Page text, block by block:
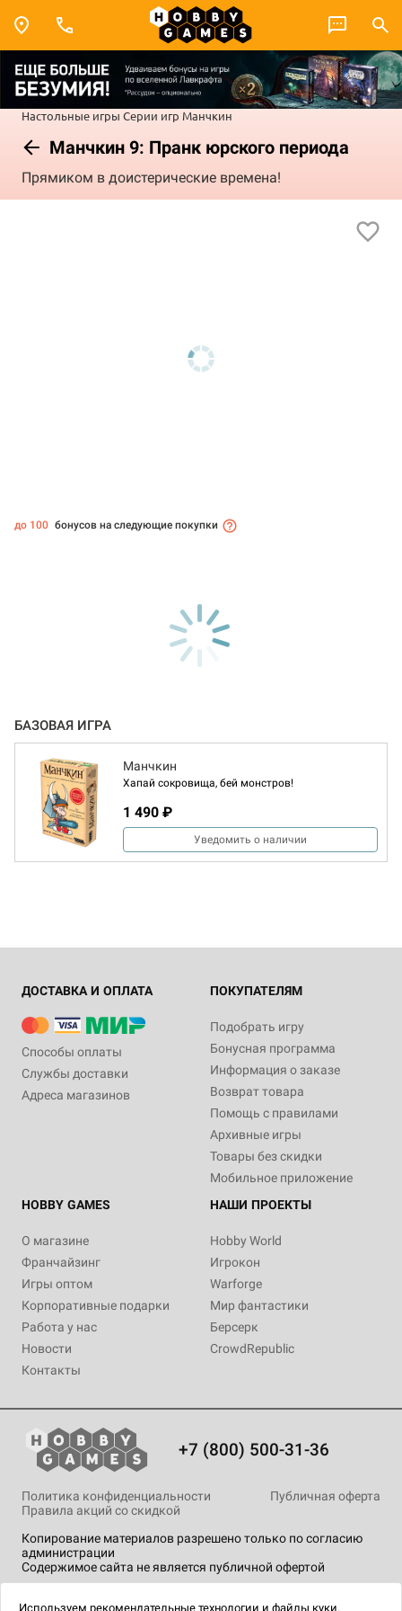
Настольные игры Серии игр Манчкин
Манчкин 9: Пранк юрского периода
Прямиком в доистерические времена!
до 100 бонусов на следующие покупки
БАЗОВАЯ ИГРА
Манчкин
Хапай сокровища, бей монстров!
1 490 ₽
Уведомить о наличии
ДОСТАВКА И ОПЛАТА
Способы оплаты
Службы доставки
Адреса магазинов
ПОКУПАТЕЛЯМ
Подобрать игру
Бонусная программа
Информация о заказе
Возврат товара
Помощь с правилами
Архивные игры
Товары без скидки
Мобильное приложение
HOBBY GAMES
О магазине
Франчайзинг
Игры оптом
Корпоративные подарки
Работа у нас
Новости
Контакты
НАШИ ПРОЕКТЫ
Hobby World
Игрокон
Warforge
Мир фантастики
Берсерк
CrowdRepublic
+7 (800) 500-31-36
Копирование материалов разрешено только по согласию
администрации
Содержимое сайта не является публичной офертой
Политика конфиденциальности
Публичная оферта
Правила акций со скидкой
технологии.
Используем рекомендательные технологии и файлы куки.